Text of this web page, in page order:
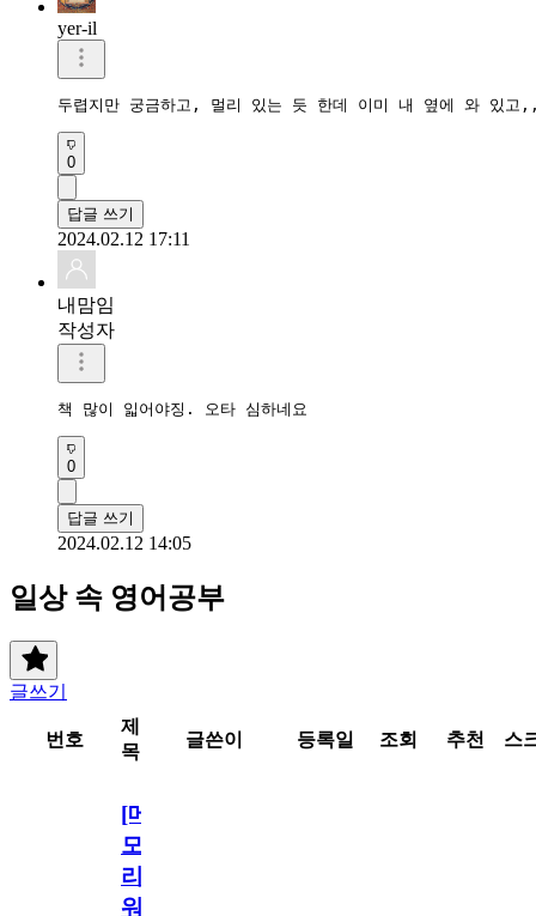
yer-il
두렵지만 궁금하고, 멀리 있는 듯 한데 이미 내 옆에 와 있
0
답글 쓰기
2024.02.12 17:11
내맘임
작성자
책 많이 읿어야징. 오타 심하네요
0
답글 쓰기
2024.02.12 14:05
일상 속 영어공부
글쓰기
번호
제
목
글쓴이 등록일 조회 추천 스
[메
모
리
워